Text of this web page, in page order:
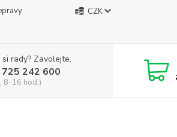
CZK
rady? Zavolejte.
242 600
8-16 hod.)